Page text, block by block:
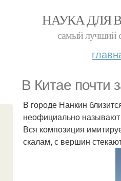
НАУКА ДЛЯ
самый лучший
В Китае почти
В городе Нанкин
неофициально
Вся композиция
скалам, с вершин